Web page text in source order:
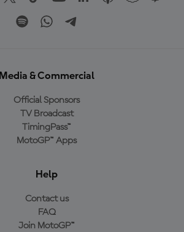
Media & Commercial
Official Sponsors
TV Broadcast
TimingPass™
MotoGP™ Apps
Help
Contact us
FAQ
Join MotoGP™